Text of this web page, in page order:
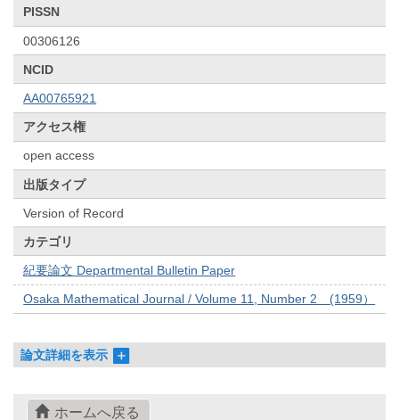
PISSN
00306126
NCID
AA00765921
アクセス権
open access
出版タイプ
Version of Record
カテゴリ
紀要論文 Departmental Bulletin Paper
Osaka Mathematical Journal / Volume 11, Number 2 (1959）
論文詳細を表示
ホームへ戻る